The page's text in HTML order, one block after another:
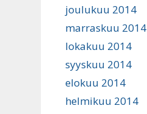
joulukuu 2014
marraskuu 2014
lokakuu 2014
syyskuu 2014
elokuu 2014
helmikuu 2014